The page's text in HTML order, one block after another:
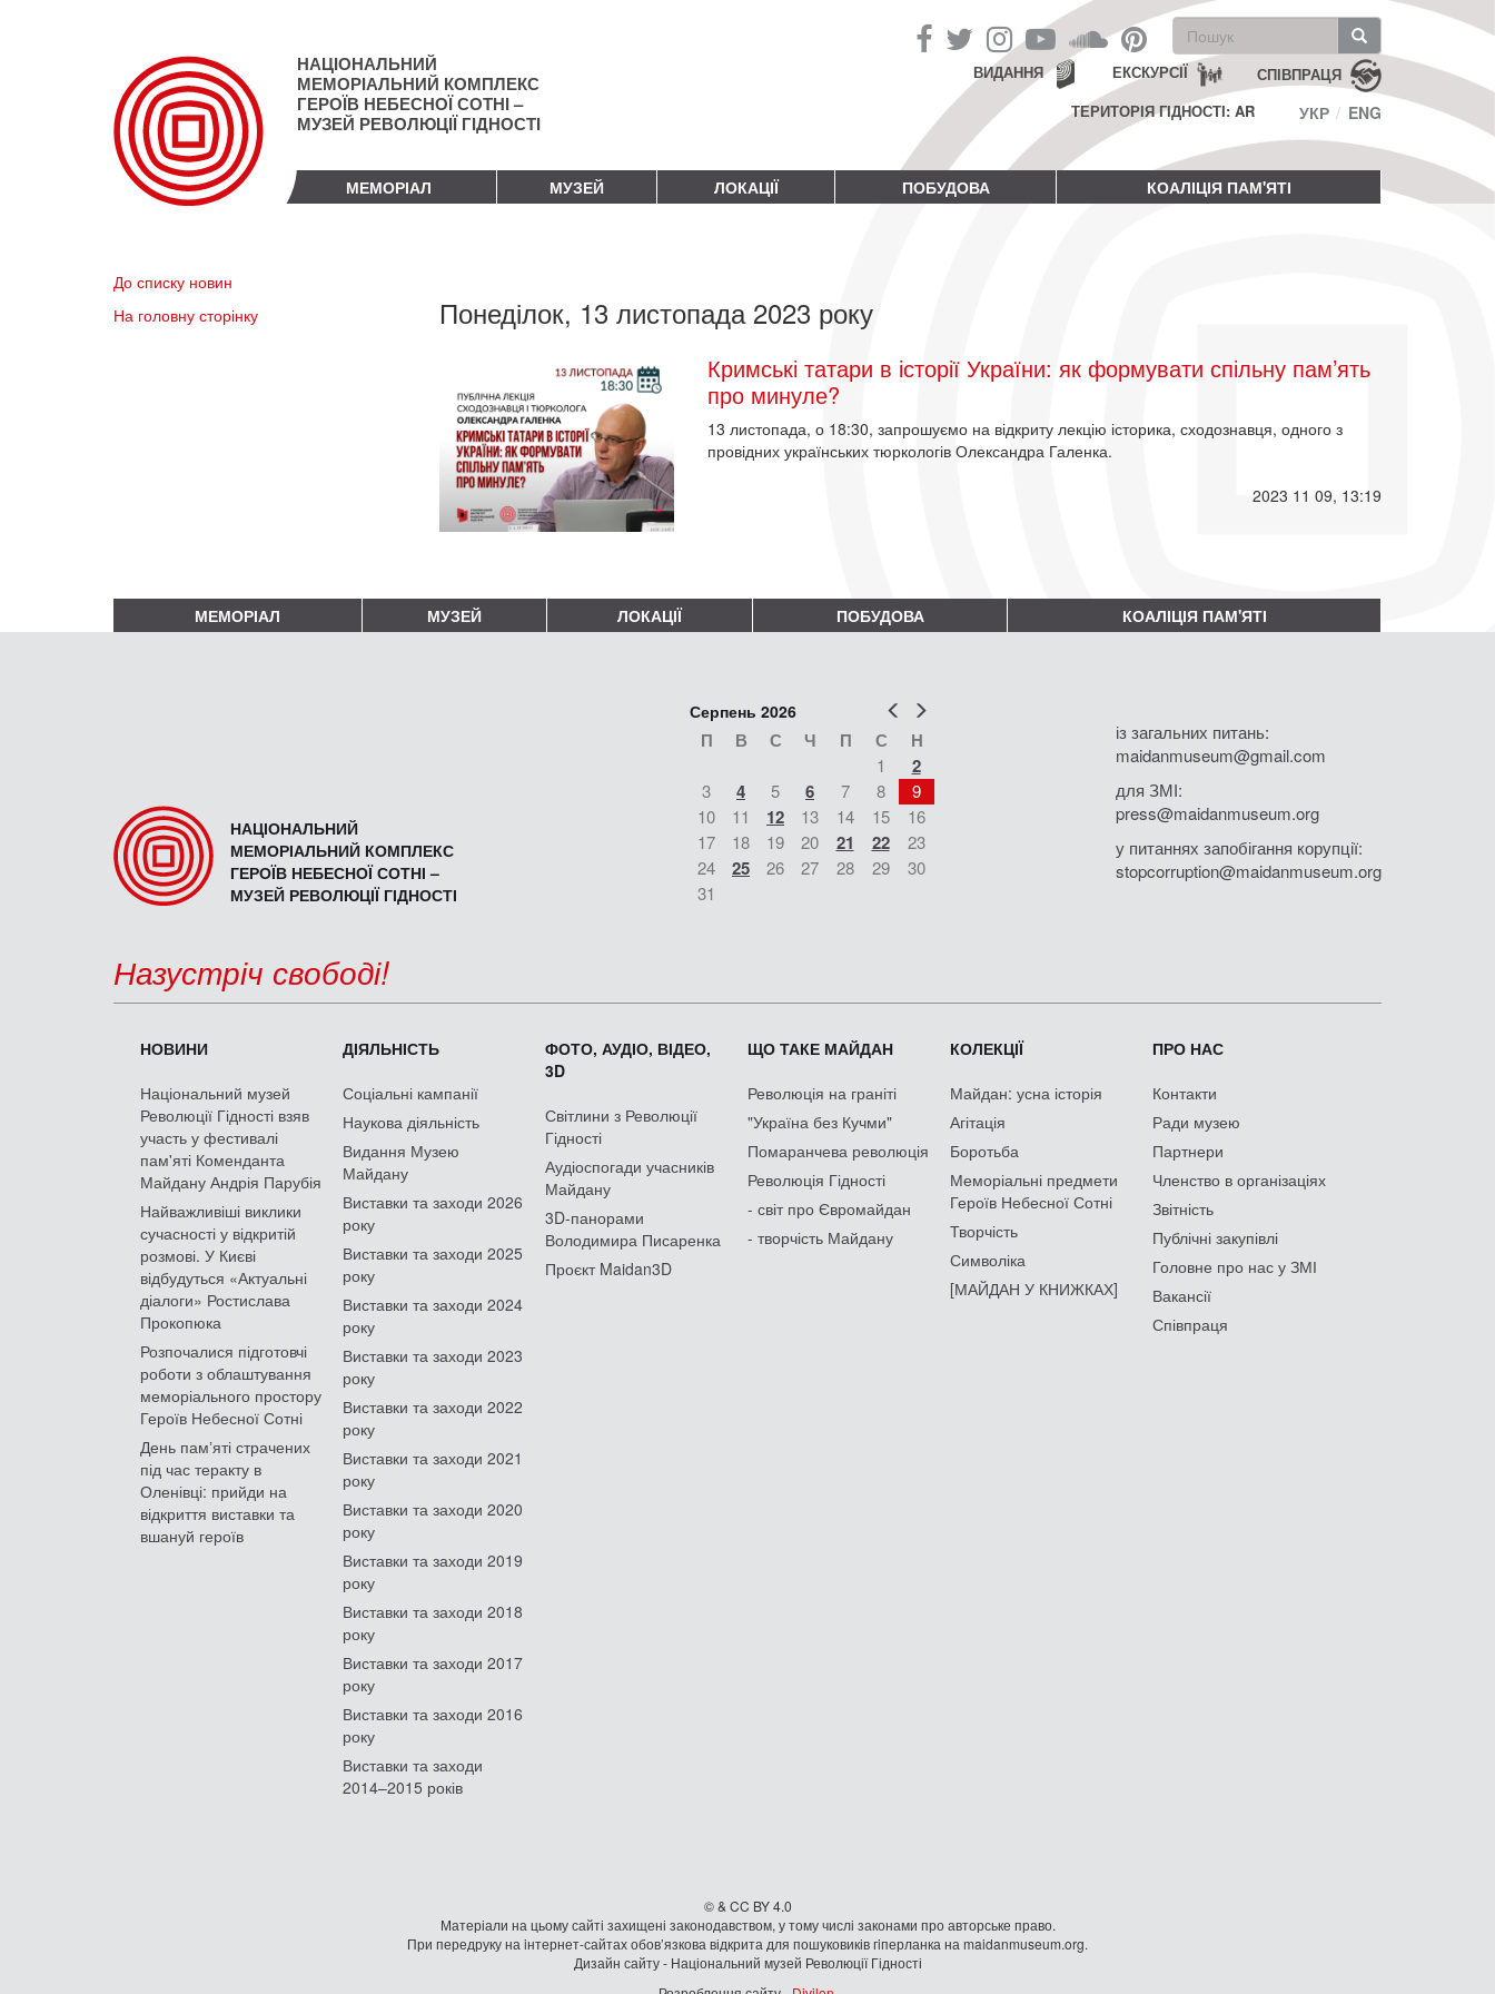
НАЦІОНАЛЬНИЙ
МЕМОРІАЛЬНИЙ КОМПЛЕКС
ГЕРОЇВ НЕБЕСНОЇ СОТНІ –
МУЗЕЙ РЕВОЛЮЦІЇ ГІДНОСТІ
Пошукова
форма
Пошук СПІВПРАЦЯ
ЕКСКУРСІЇ
ВИДАННЯ
ТЕРИТОРІЯ ГІДНОСТІ: AR
УКР ENG
МЕМОРІАЛ МУЗЕЙ ЛОКАЦІЇ ПОБУДОВА КОАЛІЦІЯ ПАМ'ЯТІ
До списку новин
На головну сторінку
Понеділок, 13 листопада 2023 року
Кримські татари в історії України: як формувати спільну пам’ять
про минуле?
13 листопада, о 18:30, запрошуємо на відкриту лекцію історика, сходознавця, одного з
провідних українських тюркологів Олександра Галенка.
2023 11 09, 13:19
МЕМОРІАЛ МУЗЕЙ ЛОКАЦІЇ ПОБУДОВА КОАЛІЦІЯ ПАМ'ЯТІ
НАЦІОНАЛЬНИЙ
МЕМОРІАЛЬНИЙ КОМПЛЕКС
ГЕРОЇВ НЕБЕСНОЇ СОТНІ –
МУЗЕЙ РЕВОЛЮЦІЇ ГІДНОСТІ
Попер
Серпень 2026
П В С Ч П С Н
1 2
3 4 5 6 7 8
9
10
11 12 13 14 15
16
17
18 19 20 21 22
23
24
25 26 27 28 29
30
31
із загальних питань:
maidanmuseum@gmail.com
для ЗМІ:
press@maidanmuseum.org
у питаннях запобігання корупції:
stopcorruption@maidanmuseum.org
Назустріч свободі!
НОВИНИ
Національний музей
Революції Гідності взяв
участь у фестивалі
пам'яті Коменданта
Майдану Андрія Парубія
Найважливіші виклики
сучасності у відкритій
розмові. У Києві
відбудуться «Актуальні
діалоги» Ростислава
Прокопюка
Розпочалися підготовчі
роботи з облаштування
меморіального простору
Героїв Небесної Сотні
День памʼяті страчених
під час теракту в
Оленівці: прийди на
відкриття виставки та
вшануй героїв
ДІЯЛЬНІСТЬ
Соціальні кампанії
Наукова діяльність
Видання Музею
Майдану
Виставки та заходи 2026
року
Виставки та заходи 2025
року
Виставки та заходи 2024
року
Виставки та заходи 2023
року
Виставки та заходи 2022
року
Виставки та заходи 2021
року
Виставки та заходи 2020
року
Виставки та заходи 2019
року
Виставки та заходи 2018
року
Виставки та заходи 2017
року
Виставки та заходи 2016
року
Виставки та заходи
2014–2015 років
ФОТО, АУДІО, ВІДЕО,
3D
Світлини з Революції
Гідності
Аудіоспогади учасників
Майдану
3D-панорами
Володимира Писаренка
Проєкт Maidan3D
ЩО ТАКЕ МАЙДАН
Революція на граніті
"Україна без Кучми"
Помаранчева революція
Революція Гідності
- світ про Євромайдан
- творчість Майдану
КОЛЕКЦІЇ
Майдан: усна історія
Агітація
Боротьба
Меморіальні предмети
Героїв Небесної Сотні
Творчість
Символіка
[МАЙДАН У КНИЖКАХ]
ПРО НАС
Контакти
Ради музею
Партнери
Членство в організаціях
Звітність
Публічні закупівлі
Головне про нас у ЗМІ
Вакансії
Співпраця
© & CC BY 4.0
Матеріали на цьому сайті захищені законодавством, у тому числі законами про авторське право.
При передруку на iнтернет-сайтах обов’язкова відкрита для пошуковиків гiперланка на maidanmuseum.org.
Дизайн сайту - Національний музей Революції Гідності